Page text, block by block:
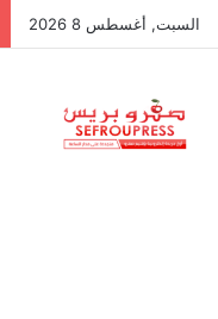
السبت, أغسطس 8 2026